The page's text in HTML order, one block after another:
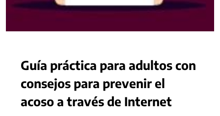
Guía práctica para adultos con
consejos para prevenir el
acoso a través de Internet